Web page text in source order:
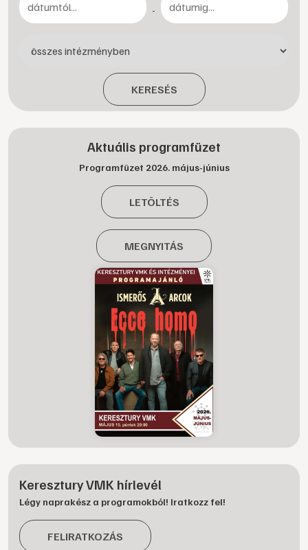
-
KERESÉS
Aktuális programfüzet
Programfüzet 2026. május-június
LETÖLTÉS
MEGNYITÁS
Keresztury VMK hírlevél
Légy naprakész a programokból! Iratkozz fel!
FELIRATKOZÁS